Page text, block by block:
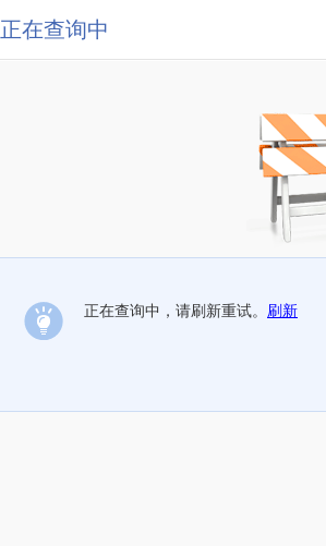
正在查询中
正在查询中，请刷新重试。 刷新